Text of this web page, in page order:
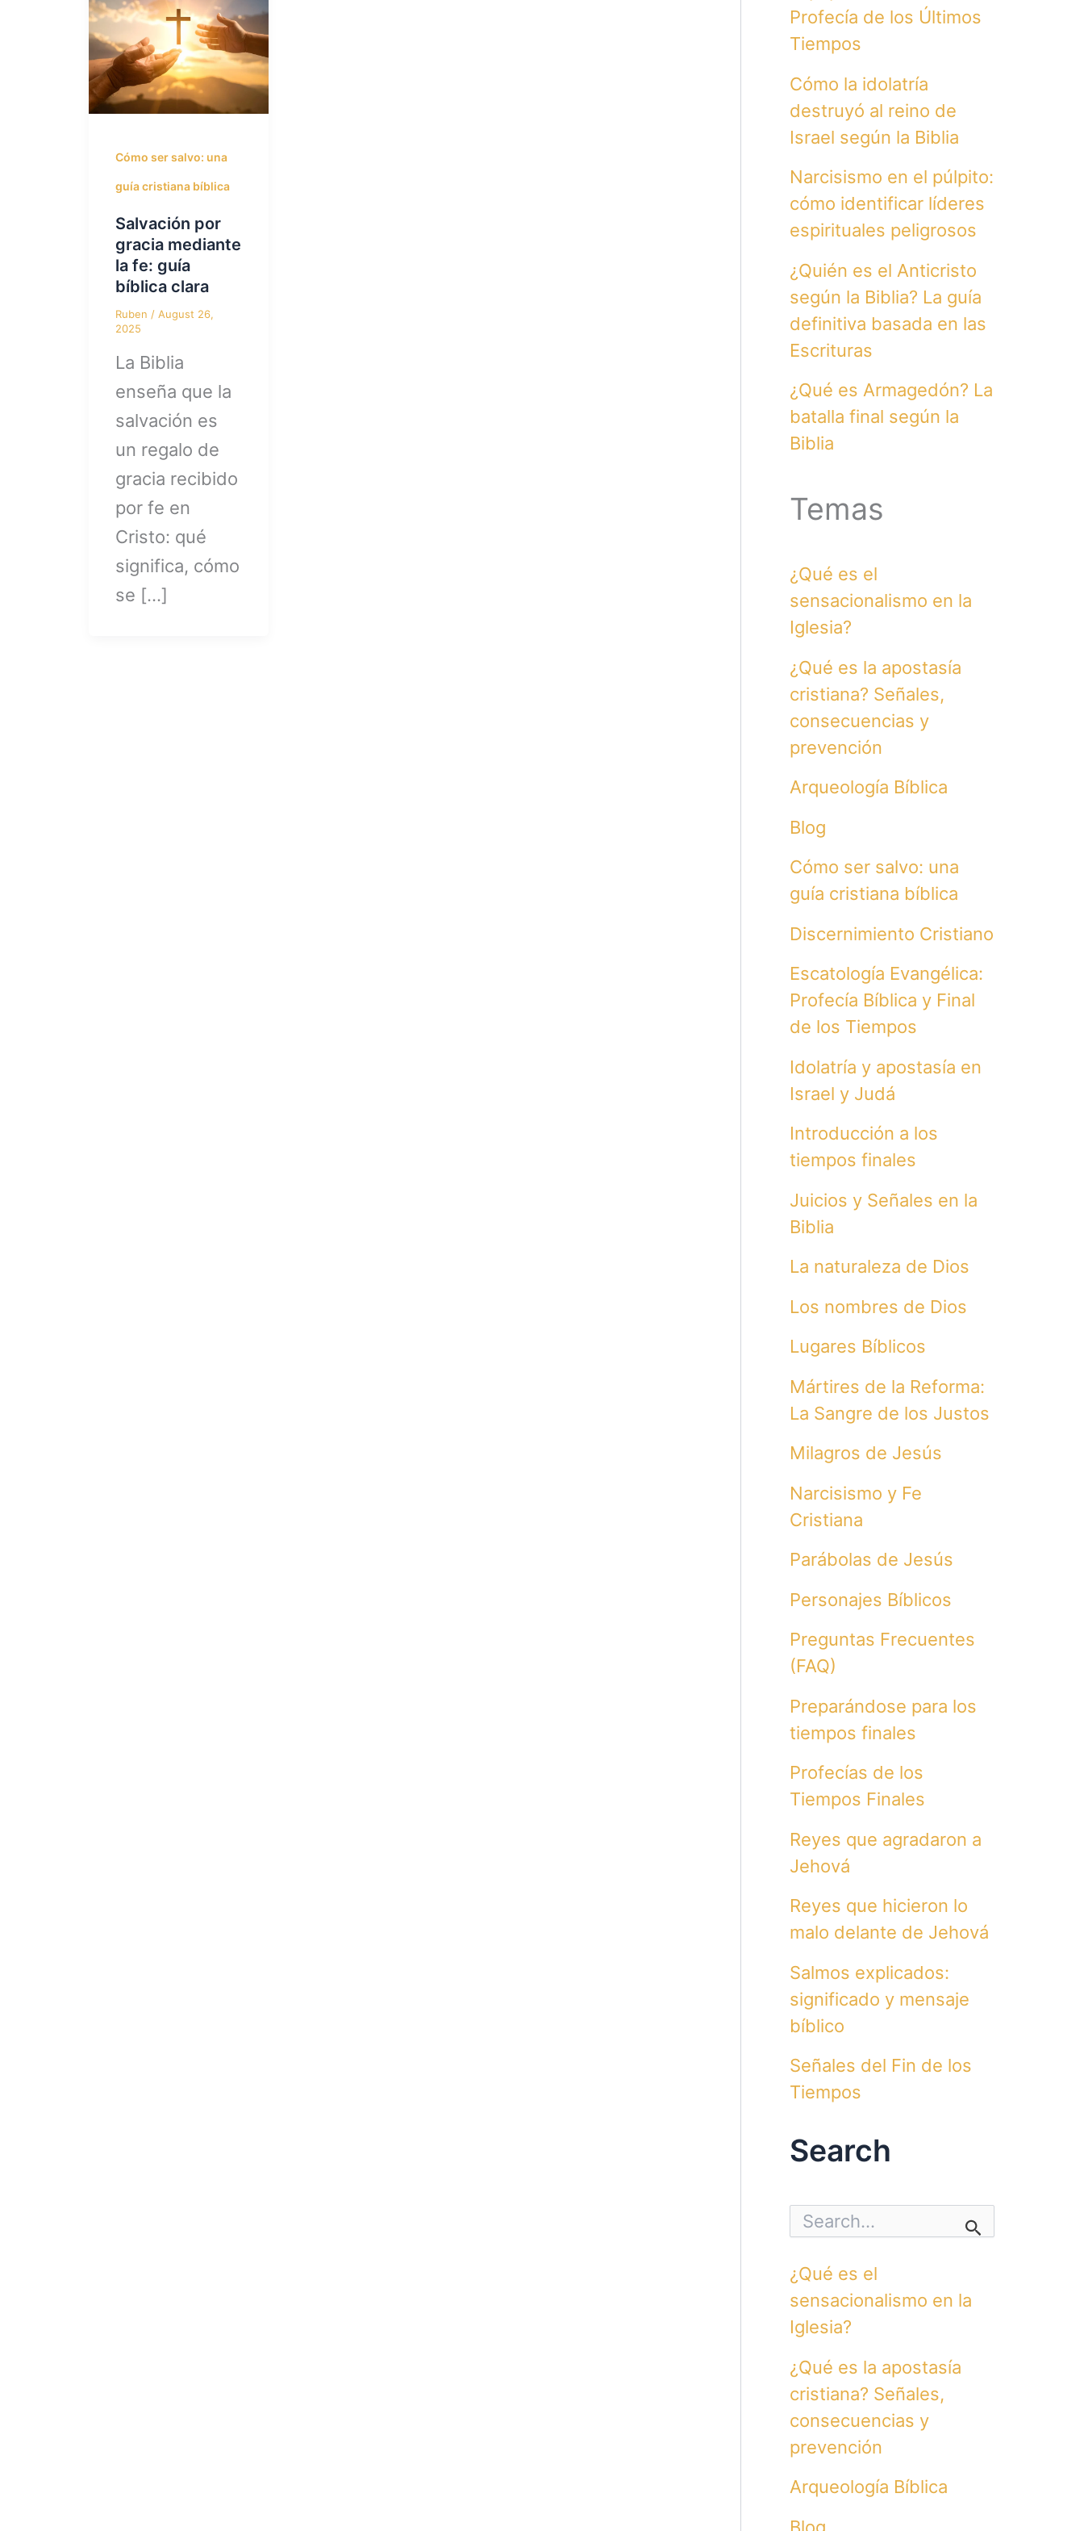
Cómo ser salvo: una
guía cristiana bíblica
Salvación por
gracia mediante
la fe: guía
bíblica clara
Ruben / August 26,
2025
La Biblia
enseña que la
salvación es
un regalo de
gracia recibido
por fe en
Cristo: qué
significa, cómo
se […]
Profecía de los Últimos
Tiempos
Cómo la idolatría
destruyó al reino de
Israel según la Biblia
Narcisismo en el púlpito:
cómo identificar líderes
espirituales peligrosos
¿Quién es el Anticristo
según la Biblia? La guía
definitiva basada en las
Escrituras
¿Qué es Armagedón? La
batalla final según la
Biblia
Temas
¿Qué es el
sensacionalismo en la
Iglesia?
¿Qué es la apostasía
cristiana? Señales,
consecuencias y
prevención
Arqueología Bíblica
Blog
Cómo ser salvo: una
guía cristiana bíblica
Discernimiento Cristiano
Escatología Evangélica:
Profecía Bíblica y Final
de los Tiempos
Idolatría y apostasía en
Israel y Judá
Introducción a los
tiempos finales
Juicios y Señales en la
Biblia
La naturaleza de Dios
Los nombres de Dios
Lugares Bíblicos
Mártires de la Reforma:
La Sangre de los Justos
Milagros de Jesús
Narcisismo y Fe
Cristiana
Parábolas de Jesús
Personajes Bíblicos
Preguntas Frecuentes
(FAQ)
Preparándose para los
tiempos finales
Profecías de los
Tiempos Finales
Reyes que agradaron a
Jehová
Reyes que hicieron lo
malo delante de Jehová
Salmos explicados:
significado y mensaje
bíblico
Señales del Fin de los
Tiempos
Search
S
c
f
o
¿Qué es el
sensacionalismo en la
Iglesia?
¿Qué es la apostasía
cristiana? Señales,
consecuencias y
prevención
Arqueología Bíblica